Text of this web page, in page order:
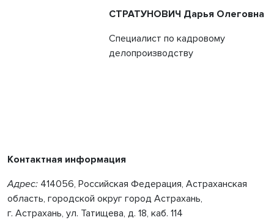
СТРАТУНОВИЧ Дарья Олеговна
Специалист по кадровому
делопроизводству
Контактная информация
Адрес: 414056, Российская Федерация, Астраханская
область, городской округ город Астрахань,
г. Астрахань, ул. Татищева, д. 18, каб. 114